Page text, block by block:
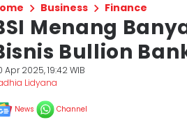
Business Finance
Menang
Bullion
Apr 2025, 19:42 WIB
Lidyana
News Channel